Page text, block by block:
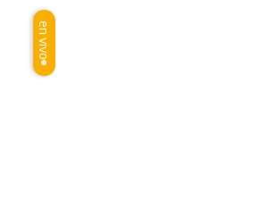
en vivo